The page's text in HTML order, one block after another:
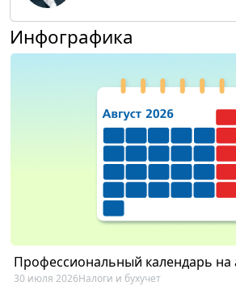
Инфографика
Профессиональный календарь на
30 июля 2026Налоги и бухучет